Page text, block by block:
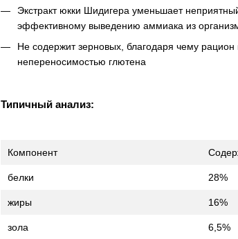
Экстракт юкки Шидигера уменьшает
эффективному выведению аммиака из
Не содержит зерновых, благодаря чему
непереносимостью глютена
Типичный анализ:
Компонент
белки 28%
жиры 16%
зола 6,5%